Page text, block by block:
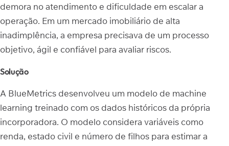
demora no atendimento e dificuldade em escalar a
operação. Em um mercado imobiliário de alta
inadimplência, a empresa precisava de um processo
objetivo, ágil e confiável para avaliar riscos.
Solução
A BlueMetrics desenvolveu um modelo de machine
learning treinado com os dados históricos da própria
incorporadora. O modelo considera variáveis como
renda, estado civil e número de filhos para estimar a